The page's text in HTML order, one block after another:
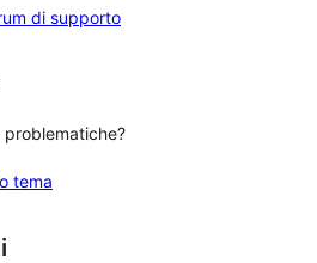
di supporto
tema